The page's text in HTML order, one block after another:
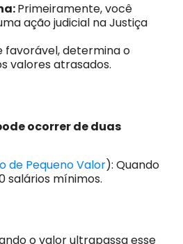
Primeiramente, você
ação judicial na Justiça
favorável, determina o
valores atrasados.
ocorrer de duas
de Pequeno Valor): Quando
salários mínimos.
o valor ultrapassa esse